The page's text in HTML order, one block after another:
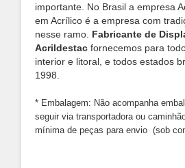
importante. No Brasil a empresa
em Acrílico é a empresa com
nesse ramo. Fabricante de
Acrildestac fornecemos para
interior e litoral, e todos estados
1998.
* Embalagem: Não acompanha
seguir via transportadora ou
mínima de peças para envio (sob